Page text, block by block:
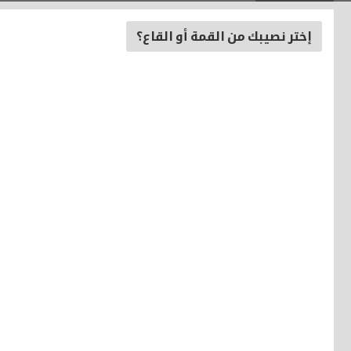
إختر نصيبك من القمة أو القاع؟